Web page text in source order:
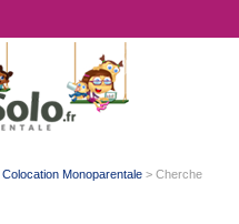
Colocation Monoparentale> Cherche